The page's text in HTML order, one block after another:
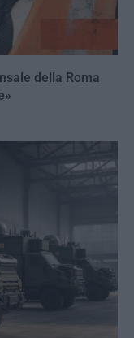
della Roma